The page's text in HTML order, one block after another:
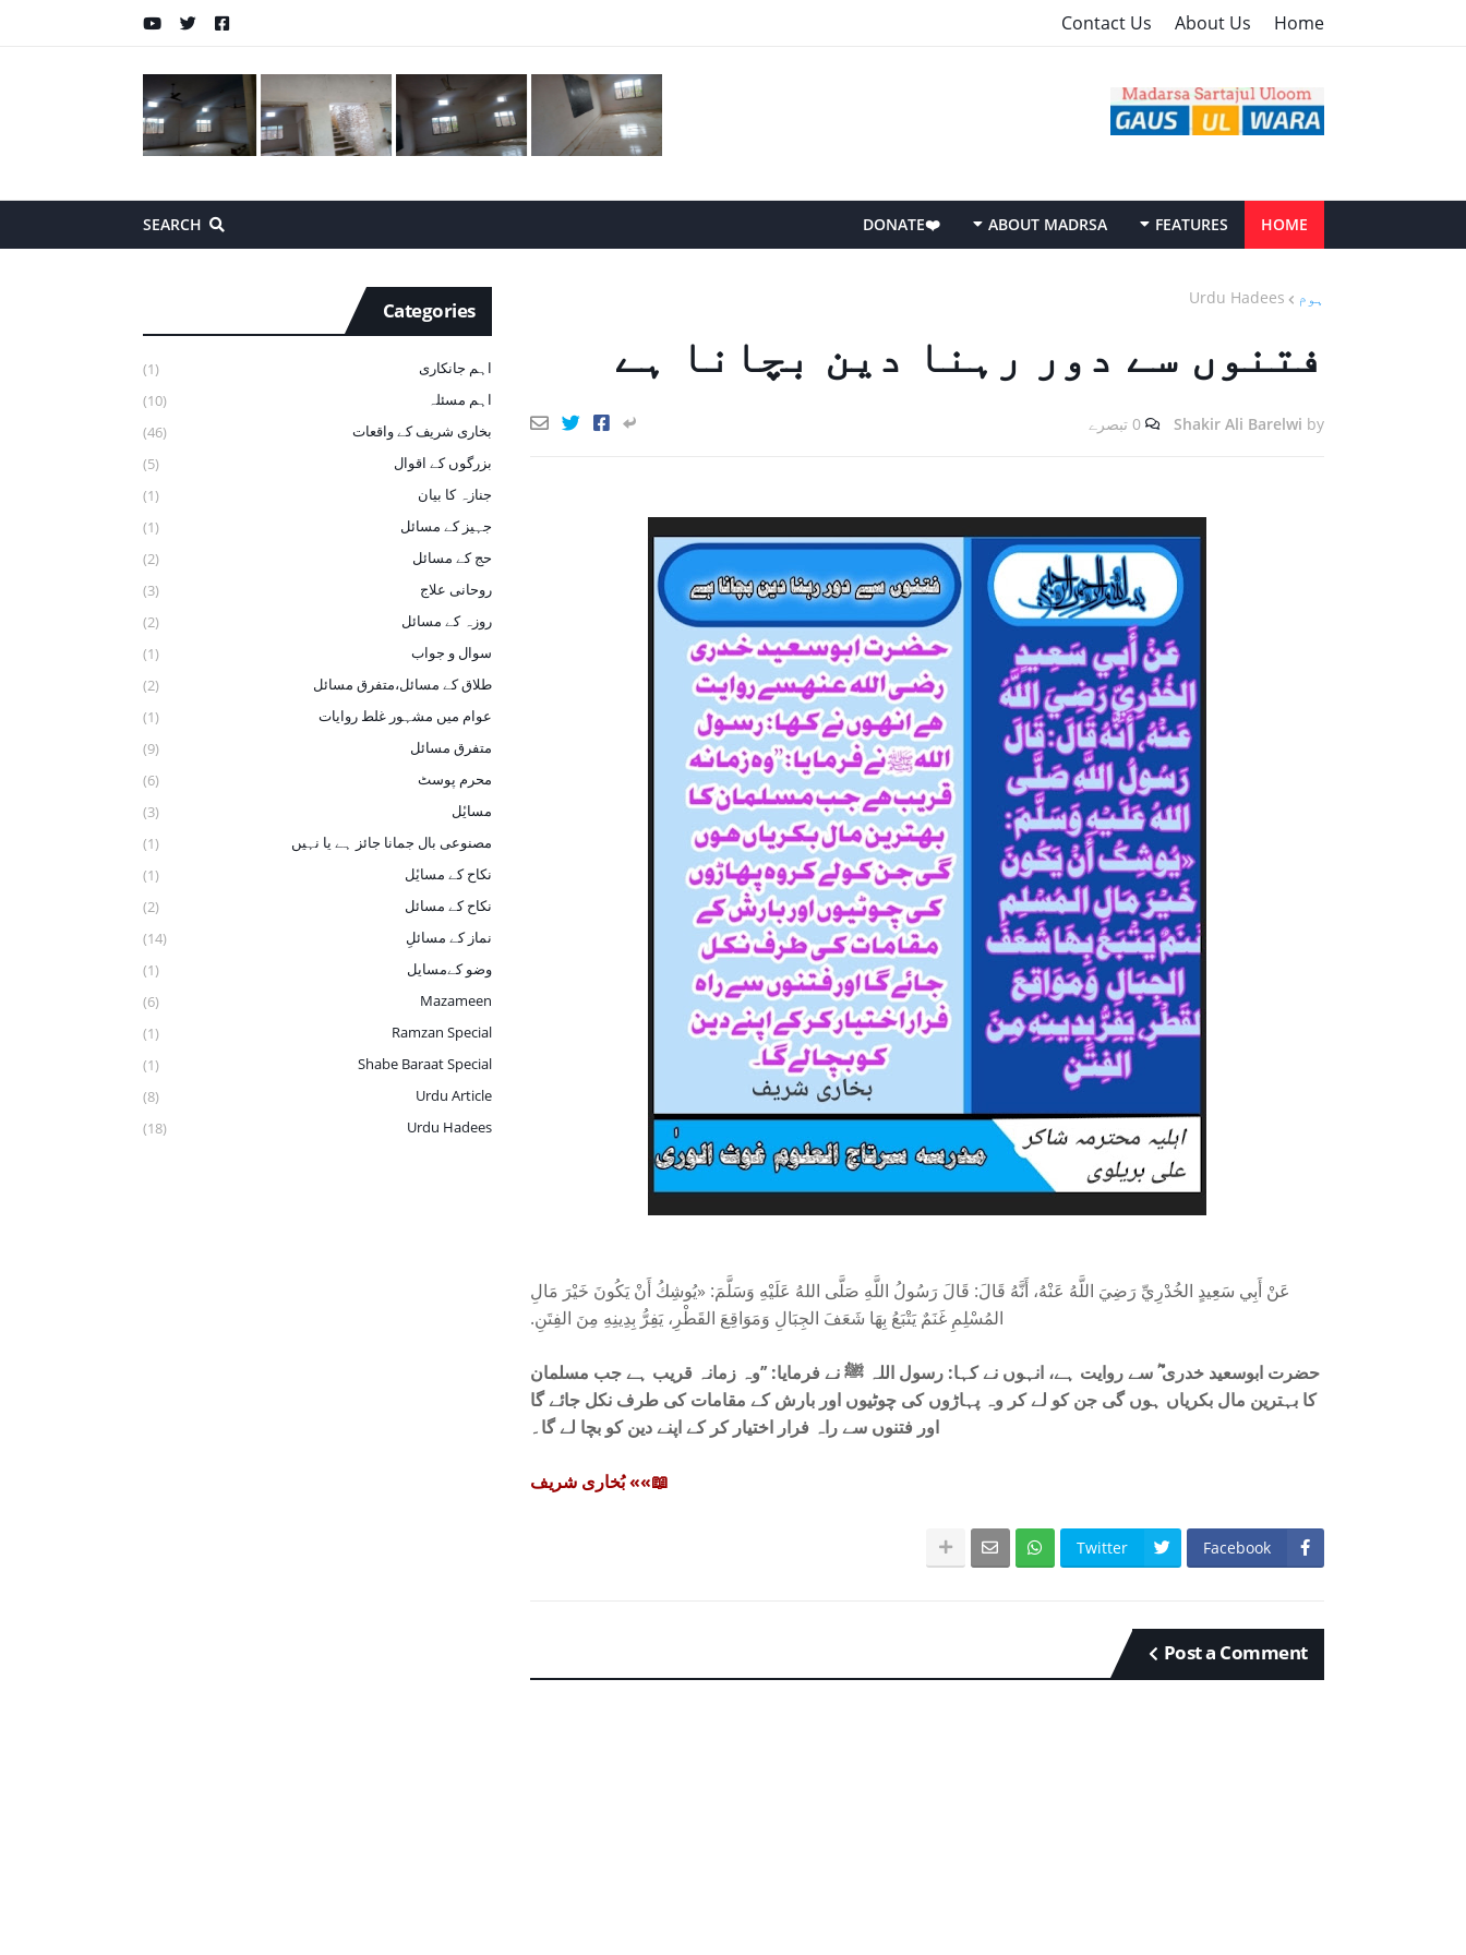
Home
About Us
Contact Us
HOME
FEATURES
ABOUT MADRSA
❤️DONATE
SEARCH
ہوم Urdu Hadees
فتنوں سے دور رہنا دین بچانا ہے
by
Shakir Ali Barelwi 0 تبصرے
عَنْ أَبِي سَعِيدٍ الخُدْرِيِّ رَضِيَ اللَّهُ عَنْهُ، أَنَّهُ قَالَ: قَالَ رَسُولُ اللَّهِ صَلَّى اللهُ عَلَيْهِ وَسَلَّمَ: «يُوشِكُ أَنْ يَكُونَ خَيْرَ مَالِ
المُسْلِمِ غَنَمٌ يَتْبَعُ بِهَا شَعَفَ الجِبَالِ وَمَوَاقِعَ القَطْرِ، يَفِرُّ بِدِينِهِ مِنَ الفِتَنِ.
حضرت ابوسعید خدری ؓ سے روایت ہے، انہوں نے کہا: رسول اللہ ﷺ نے فرمایا: ’’وہ زمانہ قریب ہے جب مسلمان
کا بہترین مال بکریاں ہوں گی جن کو لے کر وہ پہاڑوں کی چوٹیوں اور بارش کے مقامات کی طرف نکل جائے گا
اور فتنوں سے راہ فرار اختیار کر کے اپنے دین کو بچا لے گا۔
📖»» بُخاری شریف
Facebook
Twitter
Post a Comment
Categories
اہم جانکاری
(1)
اہم مسئلہ
(10)
بخاری شریف ‏کے ‏واقعات
(46)
بزرگوں کے اقوال
(5)
جنازہ کا بیان
(1)
جہیز کے مسائل
(1)
حج کے مسائل
(2)
روحانی علاج
(3)
روزہ کے مسائل
(2)
سوال و جواب
(1)
طلاق کے مسائل،متفرق مسائل
(2)
عوام میں مشہور غلط روایات
(1)
متفرق مسائل
(9)
محرم پوسٹ
(6)
مسایٔل
(3)
مصنوعی بال جمانا جائز ہے یا نہیں
(1)
نکاح کے ‏مسایٔل
(1)
نکاح کے مسائل
(2)
نماز کے مسائلِ
(14)
وضو ‏کےمسایل
(1)
Mazameen
(6)
Ramzan Special
(1)
Shabe Baraat Special
(1)
Urdu Article
(8)
Urdu Hadees
(18)